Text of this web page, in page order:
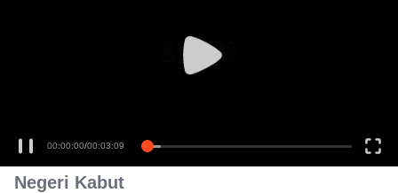
00:00:00/00:03:09
Negeri Kabut